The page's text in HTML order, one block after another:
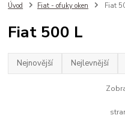
Úvod Fiat - ofuky oken Fiat
Fiat 500 L
Nejnovější Nejlevnější